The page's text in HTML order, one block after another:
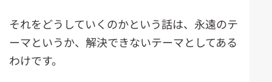
それをどうしていくのかという話は、永遠のテ
ーマというか、解決できないテーマとしてある
わけです。